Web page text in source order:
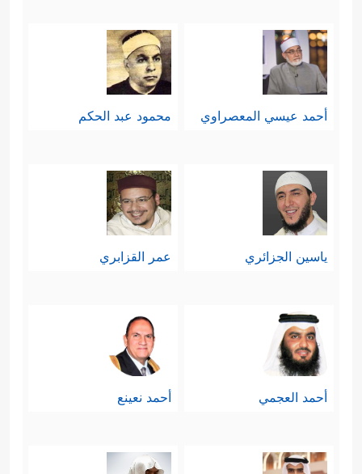
أحمد عيسي المعصراوي محمود عبد الحكم
ياسين الجزائري عمر القزابري
أحمد العجمي أحمد نعينع